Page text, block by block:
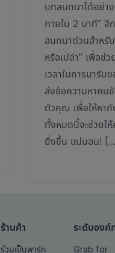
บทสนทนาได้อย่าง
ภายใน 2 นาที” อี
สนทนาด่วนสำหรั
หรือเปล่า” เพื่อช่
เวลาในการมารับ
ส่งข้อความหาคน
ตัวคุณ เพื่อให้หากั
ทั้งหมดนี้จะช่วยใ
ยิ่งขึ้น แน่นอน! […]
ร้านค้า
ร่วมเป็นพาร์ท
ระดับองค์
Grab for